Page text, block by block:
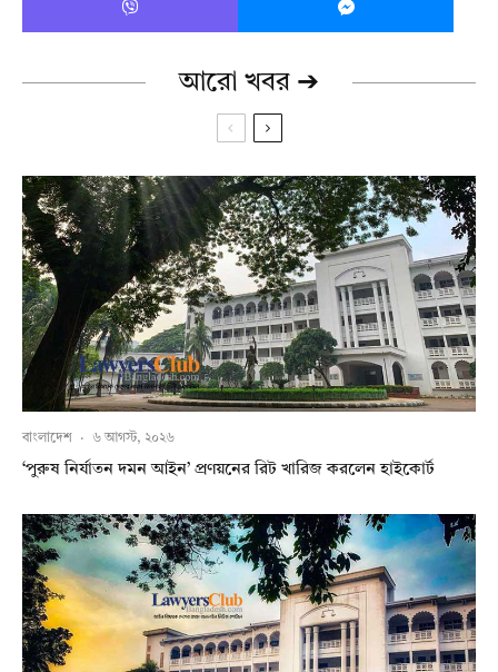
আরো খবর ➔
বাংলাদেশ · ৬ আগস্ট, ২০২৬
‘পুরুষ নির্যাতন দমন আইন’ প্রণয়নের রিট খারিজ করলেন হাইকোর্ট